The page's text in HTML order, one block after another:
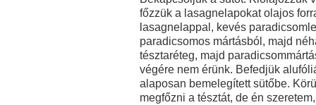
főzzük a lasagnelapokat olajos
lasagnelappal, kevés
paradicsomos mártásból, majd
tésztaréteg, majd
végére nem érünk. Befedjük
alaposan bemelegített sütőbe.
megfőzni a tésztát, de én